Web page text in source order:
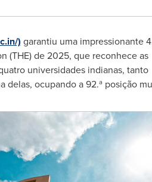
) garantiu uma impressionante
(THE) de 2025, que reconhece as
universidades indianas, tanto
delas, ocupando a 92.ª posição